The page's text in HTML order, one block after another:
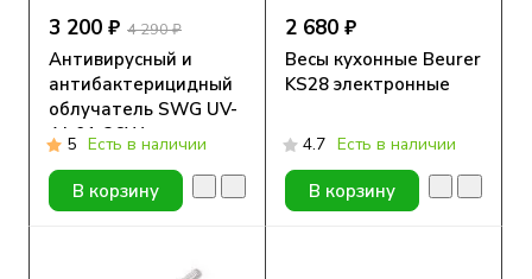
3 200 ₽ 4 290 ₽
Антивирусный и
антибактерицидный
облучатель SWG UV-
AJ-01-36W c
датчиком движения
5 Есть в наличии
В корзину
2 680 ₽
Весы кухонные Beurer
KS28 электронные
4.7 Есть в наличии
В корзину